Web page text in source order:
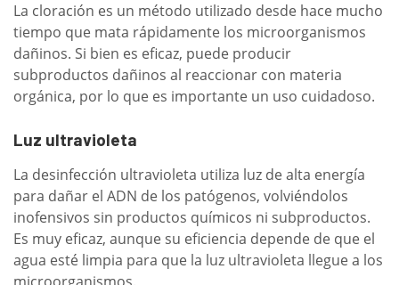
La cloración es un método utilizado desde hace mucho
tiempo que mata rápidamente los microorganismos
dañinos. Si bien es eficaz, puede producir
subproductos dañinos al reaccionar con materia
orgánica, por lo que es importante un uso cuidadoso.
Luz ultravioleta
La desinfección ultravioleta utiliza luz de alta energía
para dañar el ADN de los patógenos, volviéndolos
inofensivos sin productos químicos ni subproductos.
Es muy eficaz, aunque su eficiencia depende de que el
agua esté limpia para que la luz ultravioleta llegue a los